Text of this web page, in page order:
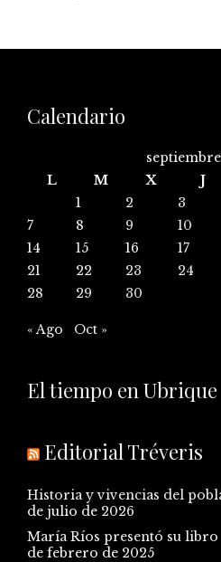
Calendario
L
M X J
1
2 3
7
8 9 10
14
15 16 17
21
22 23 24
28
29 30
« Ago Oct »
El tiempo en Ubrique
Editorial Tréveris
Historia y vivencias del
de julio de 2026
María Ríos presentó su libro
de febrero de 2025